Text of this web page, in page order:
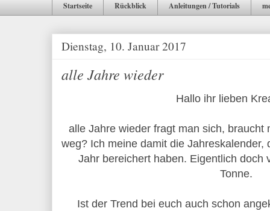
Startseite Rückblick Anleitungen / Tutorials
Dienstag, 10. Januar 2017
alle Jahre wieder
Hallo ihr lieben
alle Jahre wieder fragt man sich, braucht
weg? Ich meine damit die Jahreskalender,
Jahr bereichert haben. Eigentlich doch
Tonne.
Ist der Trend bei euch auch schon